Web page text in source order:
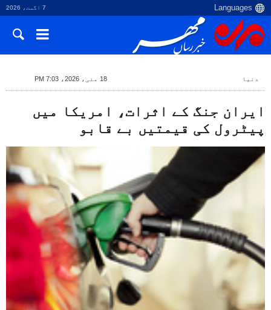
7 اگست، 2026
دنیا 18 مئی، 2026، 7:03 PM
ایران جنگ کے اثرات، امریکا میں
پیٹرول کی قیمتیں بے قابو